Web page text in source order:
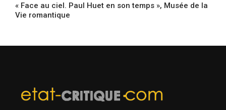
« Face au ciel. Paul Huet en son temps », Musée de la
Vie romantique